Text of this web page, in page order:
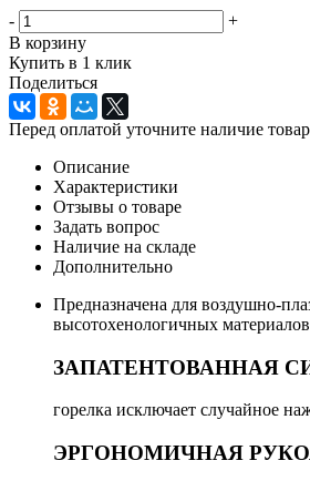
-
+
В корзину
Купить в 1 клик
Поделиться
Перед оплатой уточните наличие
Описание
Характеристики
Отзывы о товаре
Задать вопрос
Наличие на складе
Дополнительно
Предназначенa для воздушно-
высотохенологичных
ЗАПАТЕНТОВАННАЯ
горелка исключает случайное
ЭРГОНОМИЧНАЯ